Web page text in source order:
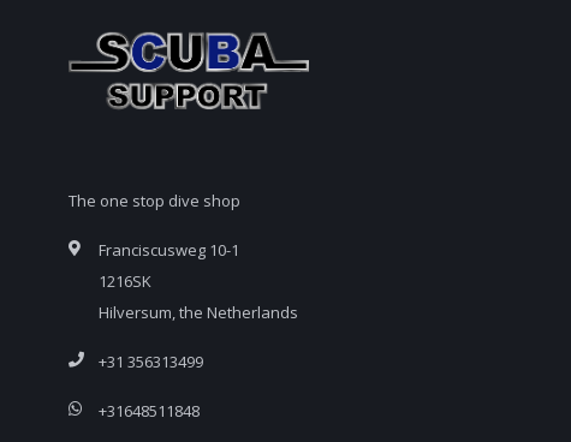
The one stop dive shop
Franciscusweg 10-1
1216SK
Hilversum, the Netherlands
+31 356313499
+31648511848